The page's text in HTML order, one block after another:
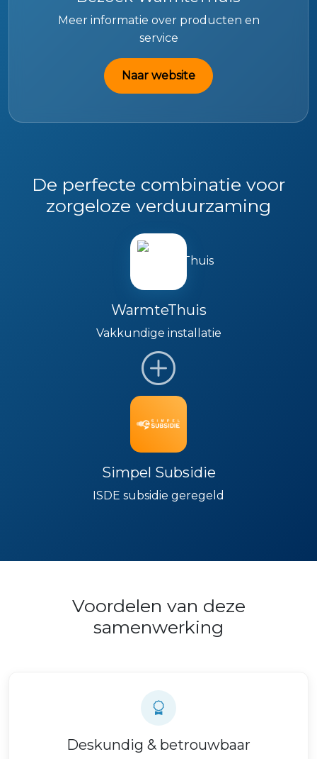
Meer informatie over producten en
service
Naar website
De perfecte combinatie voor
zorgeloze verduurzaming
WarmteThuis
Vakkundige installatie
Simpel Subsidie
ISDE subsidie geregeld
Voordelen van deze
samenwerking
Deskundig & betrouwbaar